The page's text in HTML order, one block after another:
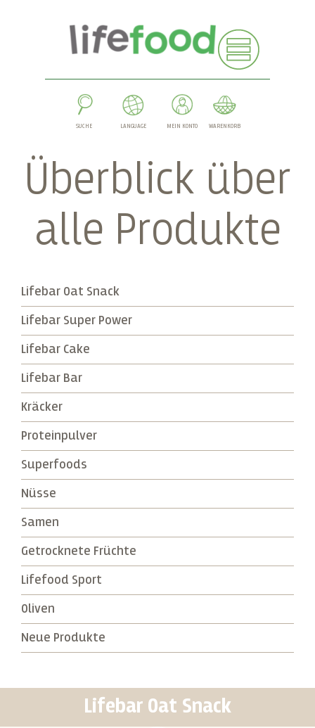
SUCHE LANGUAGE MEIN KONTO WARENKORB
Überblick über
alle Produkte
Lifebar Oat Snack
Lifebar Super Power
Lifebar Cake
Lifebar Bar
Kräcker
Proteinpulver
Superfoods
Nüsse
Samen
Getrocknete Früchte
Lifefood Sport
Oliven
Neue Produkte
Lifebar Oat Snack